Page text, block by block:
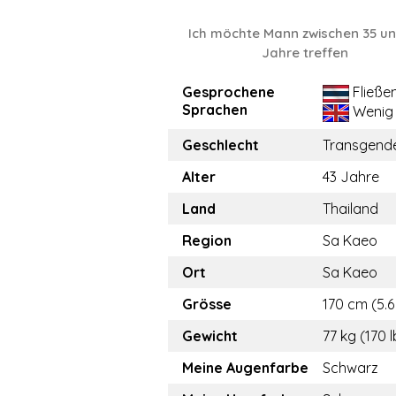
Ich möchte Mann zwischen 35
Jahre treffen
Gesprochene
Sprachen
Wenig
Geschlecht
Alter
43 Jahre
Land
Thailand
Region
Sa Kaeo
Ort
Sa Kaeo
Grösse
170 cm
Gewicht
77 kg (170
Meine Augenfarbe
Schwarz